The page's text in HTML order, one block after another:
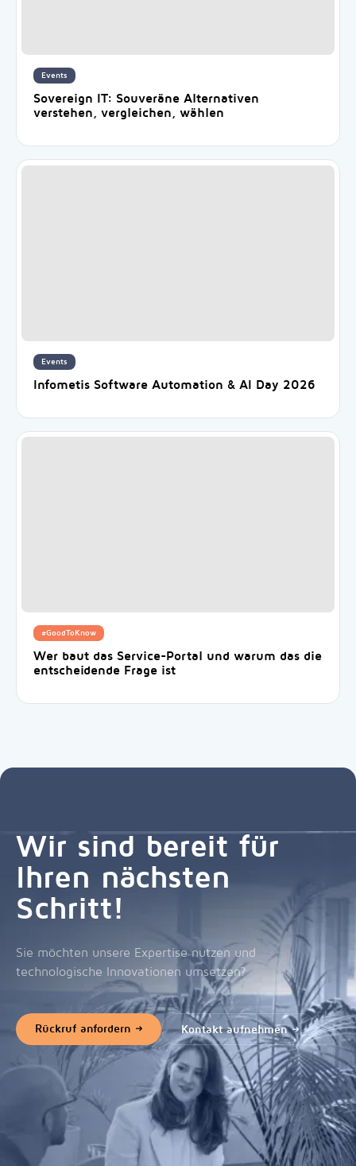
Events
Sovereign IT: Souveräne Alternativen
verstehen, vergleichen, wählen
Events
Infometis Software Automation & AI Day 2026
#GoodToKnow
Wer baut das Service-Portal und warum das die
entscheidende Frage ist
Wir sind bereit für
Ihren nächsten
Schritt!
Sie möchten unsere Expertise nutzen und
technologische Innovationen umsetzen?
Rückruf anfordern Kontakt aufnehmen